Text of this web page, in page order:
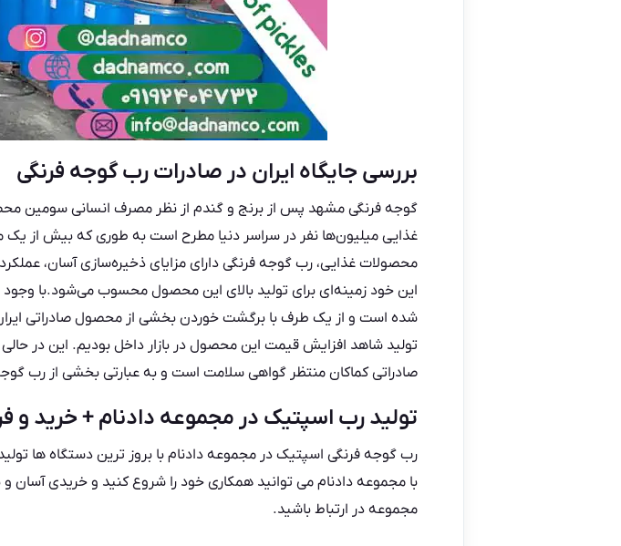
بررسی جایگاه ایران در صادرات رب گوجه فرنگی
گوجه فرنگی مشهد پس از برنج و گندم از نظر مصرف انسانی سومین
غذایی میلیون‌ها نفر در سراسر دنیا مطرح است به طوری که بیش از یک
محصولات غذایی، رب گوجه فرنگی دارای مزایای ذخیره‌سازی آسان،
این خود زمینه‌ای برای تولید بالای این محصول محسوب می‌شود.با وجود
شده است و از یک طرف با برگشت خوردن بخشی از محصول صادراتی
تولید شاهد افزایش قیمت این محصول در بازار داخل بودیم. این در
صادراتی کماکان منتظر گواهی سلامت است و به عبارتی بخشی از رب
تولید رب اسپتیک در مجموعه دادنام + خرید و
رب گوجه فرنگی اسپتیک در مجموعه دادنام با بروز ترین دستگاه ها
با مجموعه دادنام می توانید همکاری خود را شروع کنید و خریدی
مجموعه در ارتباط باشید.